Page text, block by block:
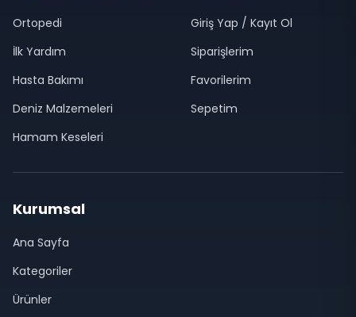
Ortopedi
İlk Yardım
Hasta Bakımı
Deniz Malzemeleri
Hamam Keseleri
Giriş Yap / Kayıt Ol
Siparişlerim
Favorilerim
Sepetim
Kurumsal
Ana Sayfa
Kategoriler
Ürünler